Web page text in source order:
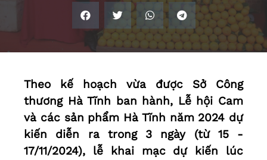
Theo kế hoạch vừa được Sở Công
thương Hà Tĩnh ban hành, Lễ hội Cam
và các sản phẩm Hà Tĩnh năm 2024 dự
kiến diễn ra trong 3 ngày (từ 15 -
17/11/2024), lễ khai mạc dự kiến lúc